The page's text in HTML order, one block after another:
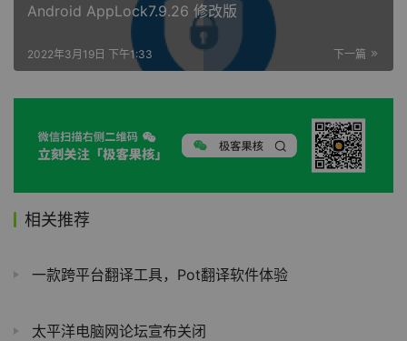
Android AppLock7.9.26 修改版
下一篇
2022年3月19日 下午1:33
相关推荐
一款跨平台翻译工具，Pot翻译软件体验
太平洋电脑网论坛宣布关闭